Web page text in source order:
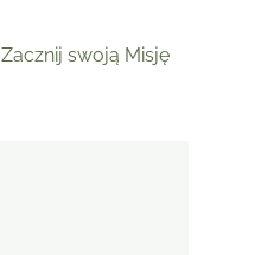
Zacznij swoją Misję